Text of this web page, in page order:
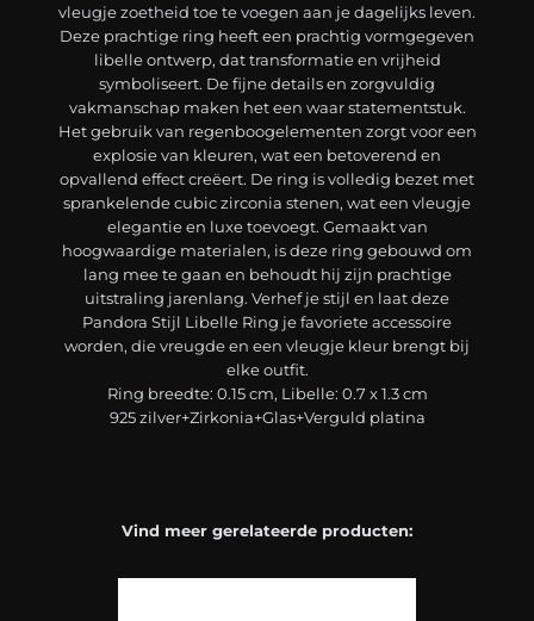
vleugje zoetheid toe te voegen aan je dagelijks leven.
Deze prachtige ring heeft een prachtig vormgegeven
libelle ontwerp, dat transformatie en vrijheid
symboliseert. De fijne details en zorgvuldig
vakmanschap maken het een waar statementstuk.
Het gebruik van regenboogelementen zorgt voor een
explosie van kleuren, wat een betoverend en
opvallend effect creëert. De ring is volledig bezet met
sprankelende cubic zirconia stenen, wat een vleugje
elegantie en luxe toevoegt. Gemaakt van
hoogwaardige materialen, is deze ring gebouwd om
lang mee te gaan en behoudt hij zijn prachtige
uitstraling jarenlang. Verhef je stijl en laat deze
Pandora Stijl Libelle Ring je favoriete accessoire
worden, die vreugde en een vleugje kleur brengt bij
elke outfit.
Ring breedte: 0.15 cm, Libelle: 0.7 x 1.3 cm
925 zilver+Zirkonia+Glas+Verguld platina
Vind meer gerelateerde producten: